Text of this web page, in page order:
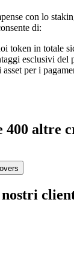
con lo
di:
token in totale
esclusivi del
per i
400 altre
nostri